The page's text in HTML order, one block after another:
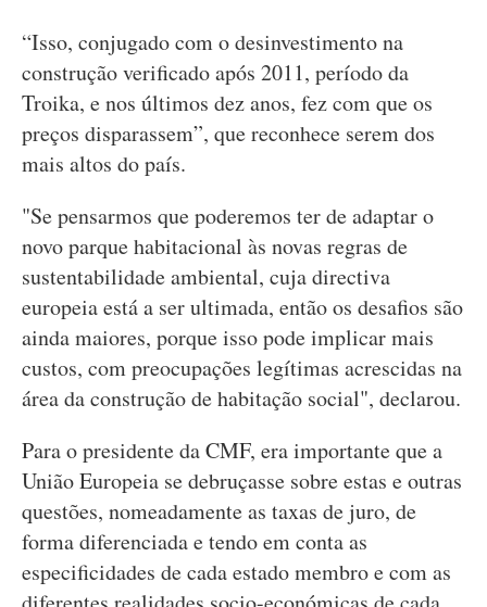
“Isso, conjugado com o desinvestimento na
construção verificado após 2011, período da
Troika, e nos últimos dez anos, fez com que os
preços disparassem”, que reconhece serem dos
mais altos do país.
"Se pensarmos que poderemos ter de adaptar o
novo parque habitacional às novas regras de
sustentabilidade ambiental, cuja directiva
europeia está a ser ultimada, então os desafios são
ainda maiores, porque isso pode implicar mais
custos, com preocupações legítimas acrescidas na
área da construção de habitação social", declarou.
Para o presidente da CMF, era importante que a
União Europeia se debruçasse sobre estas e outras
questões, nomeadamente as taxas de juro, de
forma diferenciada e tendo em conta as
especificidades de cada estado membro e com as